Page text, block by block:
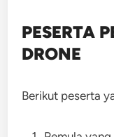
PESERTA
DRONE
Berikut peserta